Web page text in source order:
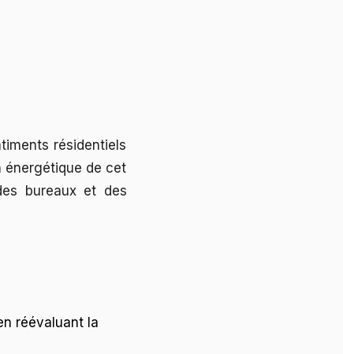
résidentiels
énergétique de cet
bureaux et des
réévaluant la